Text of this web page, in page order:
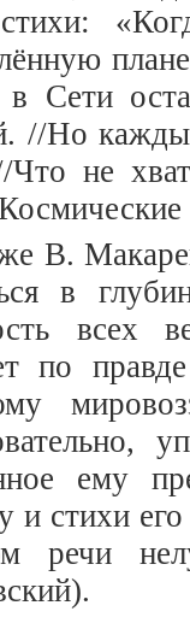
Сети
//Но
Что не
В.
в
всех
по
ему
и стихи
речи